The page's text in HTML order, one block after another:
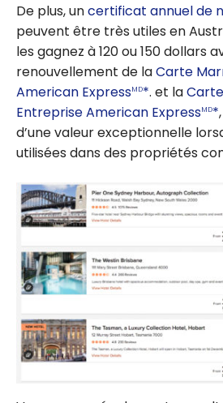
De plus, uncertificat annuel de
peuvent être très utiles en
les gagnez à 120 ou 150 dollars
renouvellement de laCarte
American ExpressMD*. et la
Entreprise American ExpressMD*
d’une valeur exceptionnelle
utilisées dans des propriétés